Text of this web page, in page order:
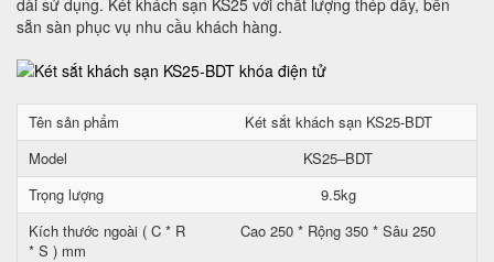
dài sử dụng. Két khách sạn KS25 với chất lượng thép dầy, bền
sẵn sàn phục vụ nhu cầu khách hàng.
Tên sản phẩm
Két sắt khách sạn KS25-BDT
Model
KS25–BDT
Trọng lượng
9.5kg
Kích thước ngoài ( C * R
* S ) mm
Cao 250 * Rộng 350 * Sâu 250